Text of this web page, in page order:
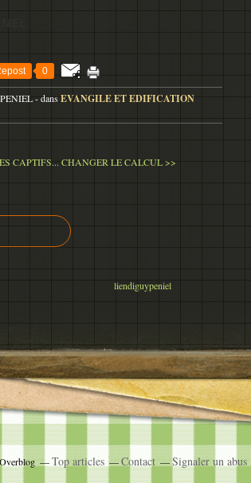
0
-dansEVANGILE ET EDIFICATION
CAPTIFS... CHANGER LE CALCUL >>
liendiguypeniel
Top articles Contact Signaler un abus